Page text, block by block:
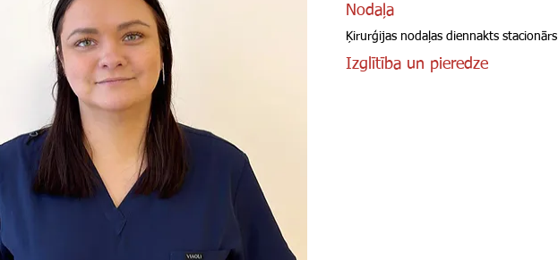
Nodaļa
Ķirurģijas nodaļas diennakts stacionārs
Izglītība un pieredze